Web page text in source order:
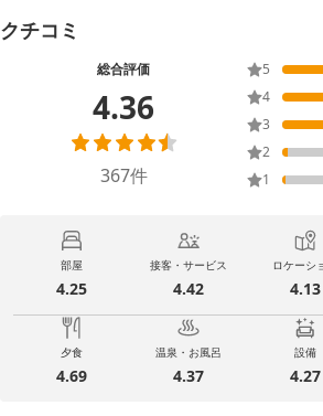
クチコミ
総合評価
4.36
367件
5
4
3
2
1
部屋
4.25
接客・サービス
4.42
ロケーシ
4.13
夕食
4.69
温泉・お風呂
4.37
設備
4.27